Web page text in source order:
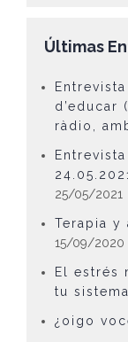
Últimas
d’educar
ràdio,
25/05/2021
Terapia y
15/09/2020
El estrés
tu
¿oigo